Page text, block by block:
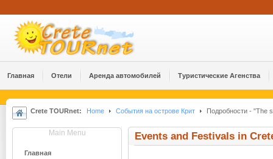
Главная Отели Аренда автомобилей Туристические Агенства
Crete TOURnet: Home События на острове Крит Подробности - "The
Main Menu
Главная
Events and Festivals in